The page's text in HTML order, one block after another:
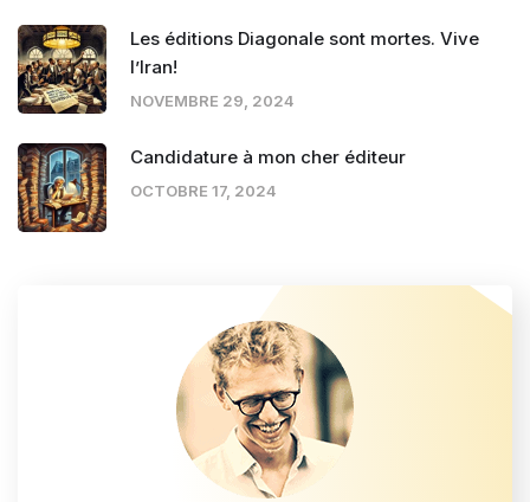
Les éditions Diagonale sont mortes. Vive
l’Iran!
NOVEMBRE 29, 2024
Candidature à mon cher éditeur
OCTOBRE 17, 2024